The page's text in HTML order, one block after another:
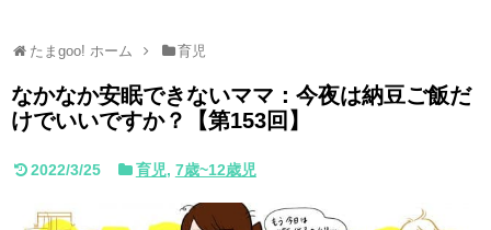
たまgoo! ホーム 育児
なかなか安眠できないママ：今夜は納豆ご飯だ
けでいいですか？【第153回】
2022/3/25 育児, 7歳~12歳児